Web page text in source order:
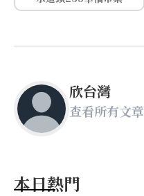
欣台灣
查看所有文章
本日熱門